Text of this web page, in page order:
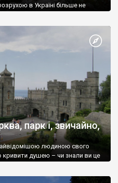
в Україні більше не
парк і, звичайно,
людиною свого
кривити душею – чи знали ви це